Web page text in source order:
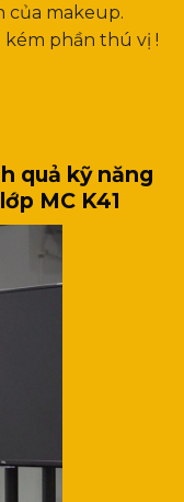
của makeup.
kém phần thú vị !
quả kỹ năng
MC K41